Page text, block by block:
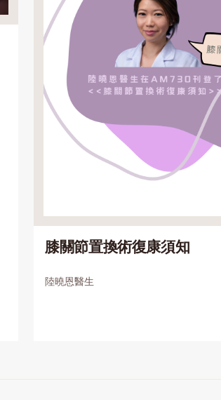
膝關節置換術復康須知
陸曉恩醫生